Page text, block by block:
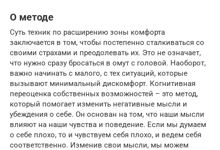
О методе
Суть техник по расширению зоны комфорта
заключается в том, чтобы постепенно сталкиваться со
своими страхами и преодолевать их. Это не означает,
что нужно сразу бросаться в омут с головой. Наоборот,
важно начинать с малого, с тех ситуаций, которые
вызывают минимальный дискомфорт. Когнитивная
переоценка собственных возможностей – это метод,
который помогает изменить негативные мысли и
убеждения о себе. Он основан на том, что наши мысли
влияют на наши чувства и поведение. Если мы думаем
о себе плохо, то и чувствуем себя плохо, и ведем себя
соответственно. Изменив свои мысли, мы можем